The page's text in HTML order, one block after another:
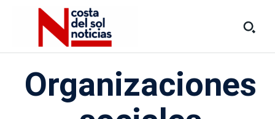
Organizaciones